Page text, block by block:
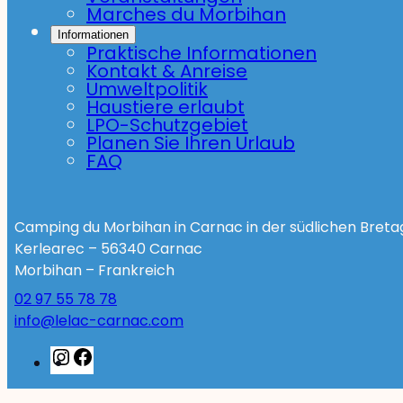
Marches du Morbihan
Informationen
Praktische Informationen
Kontakt & Anreise
Umweltpolitik
Haustiere erlaubt
LPO-Schutzgebiet
Planen Sie Ihren Urlaub
FAQ
Camping du Morbihan in Carnac in der südlichen
Kerlearec – 56340 Carnac
Morbihan – Frankreich
02 97 55 78 78
info@lelac-carnac.com
Instagram